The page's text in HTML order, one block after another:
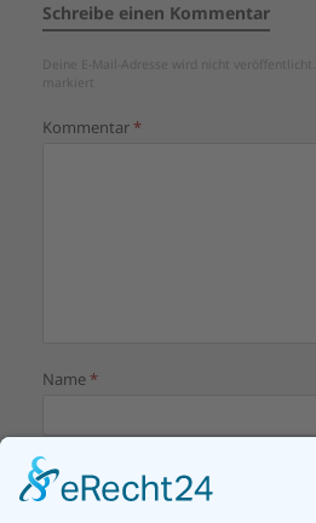
Schreibe einen Kommentar
Deine E-Mail-Adresse wird nicht veröffentlicht.
markiert
Kommentar*
Name*
E-Mail-Adresse